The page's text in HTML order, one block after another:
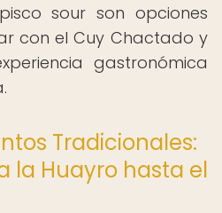
sour son opciones
con el Cuy Chactado y
gastronómica
Tradicionales:
la Huayro hasta el